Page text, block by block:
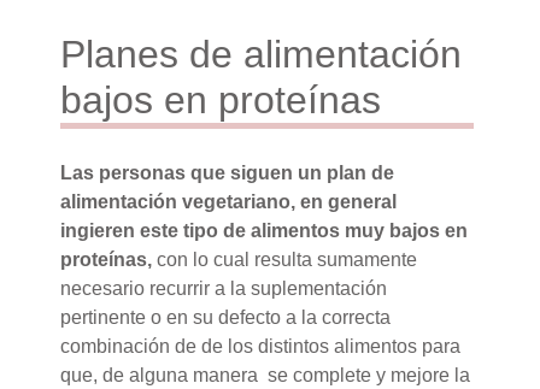
Planes de alimentación
bajos en proteínas
Las personas que siguen un plan de
alimentación vegetariano, en general
ingieren este tipo de alimentos muy bajos en
proteínas, con lo cual resulta sumamente
necesario recurrir a la suplementación
pertinente o en su defecto a la correcta
combinación de de los distintos alimentos para
que, de alguna manera se complete y mejore la